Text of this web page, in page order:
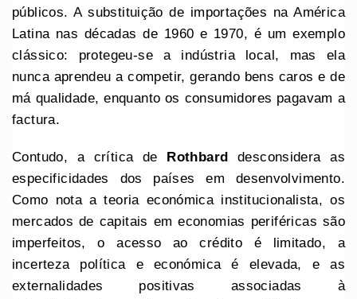
públicos. A substituição de importações na América
Latina nas décadas de 1960 e 1970, é um exemplo
clássico: protegeu-se a indústria local, mas ela
nunca aprendeu a competir, gerando bens caros e de
má qualidade, enquanto os consumidores pagavam a
factura.
Contudo, a crítica de Rothbard
desconsidera as
especificidades dos países em desenvolvimento.
Como nota a teoria económica institucionalista, os
mercados de capitais em economias periféricas são
imperfeitos, o acesso ao crédito é limitado, a
incerteza política e económica é elevada, e as
externalidades positivas associadas à